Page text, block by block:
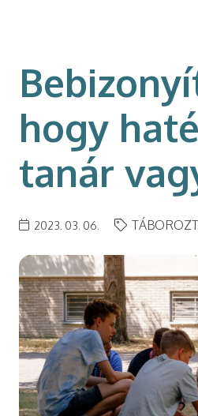
hogy
tanár
2023. 03. 06.